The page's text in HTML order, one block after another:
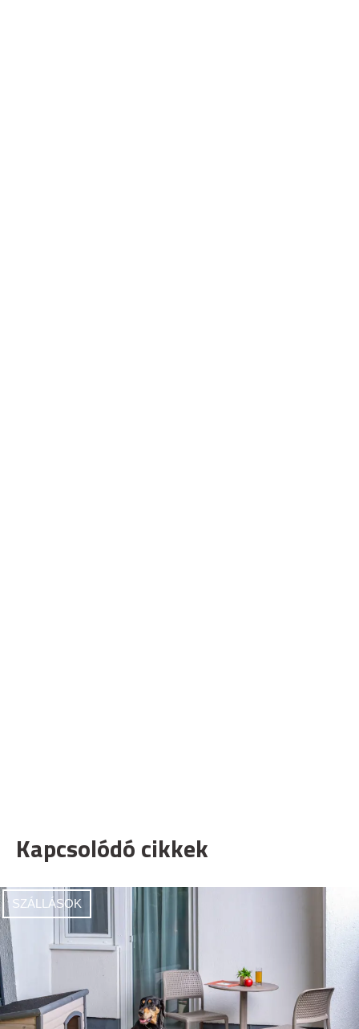
Kapcsolódó cikkek
SZÁLLÁSOK